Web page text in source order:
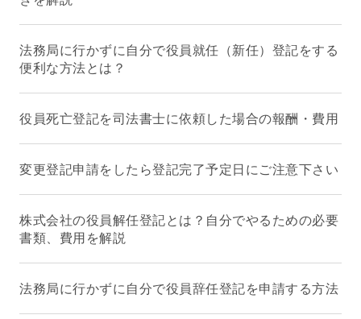
法務局に行かずに自分で役員就任（新任）登記をする
便利な方法とは？
役員死亡登記を司法書士に依頼した場合の報酬・費用
変更登記申請をしたら登記完了予定日にご注意下さい
株式会社の役員解任登記とは？自分でやるための必要
書類、費用を解説
法務局に行かずに自分で役員辞任登記を申請する方法